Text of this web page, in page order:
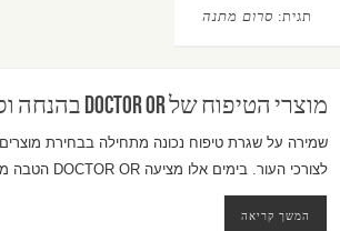
תגית: סרום מתנה
מוצרי הטיפוח של DOCTOR OR בהנחה וסרום מתנה
שמירה על שגרת טיפוח נכונה מתחילה בבחירת מוצרים
לצורכי העור. בימים אלו מציעה DOCTOR OR הטבה מיוחדת:
המשך קריאה